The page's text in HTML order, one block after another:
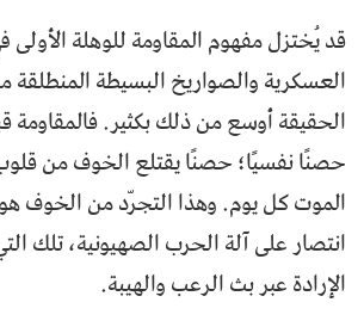
قد يُختزل مفهوم المقاومة للوهلة الأولى
العسكرية والصواريخ البسيطة المنطلقة
الحقيقة أوسع من ذلك بكثير.
حصنًا نفسيًا؛ حصنًا يقتلع الخوف من
الموت كل يوم. وهذا التجرّد من الخوف
انتصار على آلة الحرب الصهيونية، تلك
الإرادة عبر بث الرعب والهيبة.